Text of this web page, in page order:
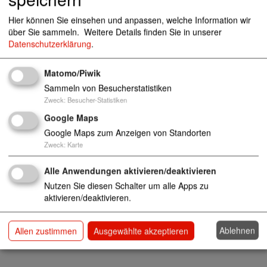
https://www.awo-spandau.de/beratung.html
030 / 36 28 38 68
Schuldnerberatungsstellen/Schuldner- und Verbra
ucherinsolvenzberatung
Hier können Sie einsehen und anpassen, welche Information wir
über Sie sammeln. Weitere Details finden Sie in unserer
Datenschutzerklärung.
Matomo/Piwik
Sammeln von Besucherstatistiken
Zweck: Besucher-Statistiken
Google Maps
Google Maps zum Anzeigen von Standorten
Zweck: Karte
Alle Anwendungen aktivieren/deaktivieren
Nutzen Sie diesen Schalter um alle Apps zu
aktivieren/deaktivieren.
Allen zustimmen Ausgewählte akzeptieren Ablehnen